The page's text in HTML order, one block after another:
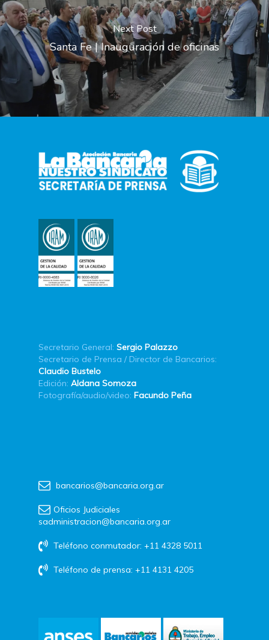
Next Post
Santa Fe | Inauguración de oficinas
Secretario General: Sergio Palazzo
Secretario de Prensa / Director de Bancarios:
Claudio Bustelo
Edición: Aldana Somoza
Fotografía/audio/video: Facundo Peña
bancarios@bancaria.org.ar
Oficios Judiciales
sadministracion@bancaria.org.ar
Teléfono conmutador: +11 4328 5011
Teléfono de prensa: +11 4131 4205